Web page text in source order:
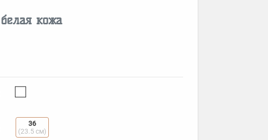
белая кожа
36
(23.5 см)